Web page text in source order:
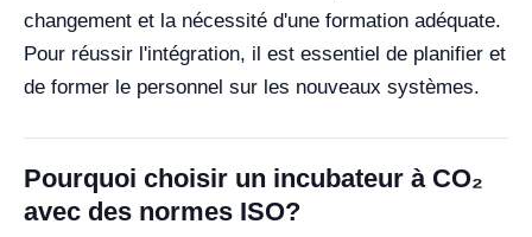
changement et la nécessité d'une formation adéquate.
Pour réussir l'intégration, il est essentiel de planifier et
de former le personnel sur les nouveaux systèmes.
Pourquoi choisir un incubateur à CO₂
avec des normes ISO?